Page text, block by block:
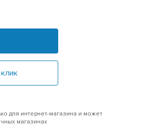
для интернет-магазина и может
магазинах